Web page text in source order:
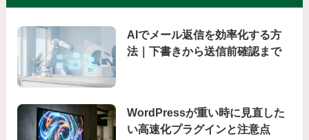
AIでメール返信を効率化する方
法｜下書きから送信前確認まで
WordPressが重い時に見直した
い高速化プラグインと注意点